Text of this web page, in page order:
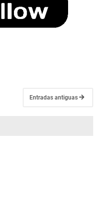
Entradas antiguas